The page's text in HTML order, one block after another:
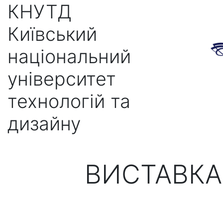
КНУТД
Київський
національний
університет
технологій та
дизайну